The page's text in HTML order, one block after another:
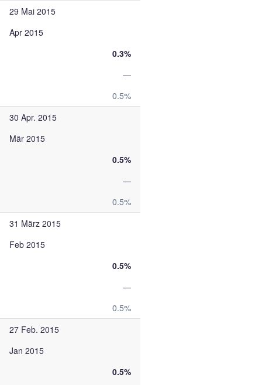
29 Mai 2015
Apr 2015
0.3%
—
0.5%
30 Apr. 2015
Mär 2015
0.5%
—
0.5%
31 März 2015
Feb 2015
0.5%
—
0.5%
27 Feb. 2015
Jan 2015
0.5%